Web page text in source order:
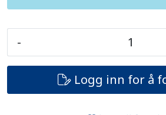
-
Logg inn for å